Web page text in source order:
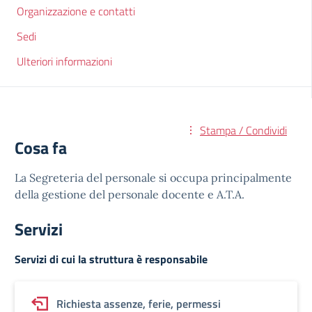
Organizzazione e contatti
Sedi
Ulteriori informazioni
Stampa / Condividi
Cosa fa
La Segreteria del personale si occupa principalmente
della gestione del personale docente e A.T.A.
Servizi
Servizi di cui la struttura è responsabile
Richiesta assenze, ferie, permessi